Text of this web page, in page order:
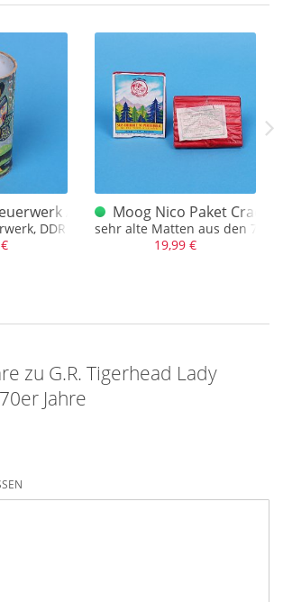
Asien Dekor 70er Jahre
DDR
Moog Nico Paket
sehr alte Matten aus den 70er
19,99 €
zu G.R. Tigerhead Lady
Jahre